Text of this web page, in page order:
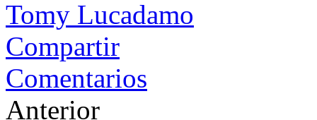
Tomy Lucadamo
Compartir
Comentarios
Anterior